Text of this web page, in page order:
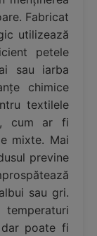
Fabricat
utilizează
petele
sau iarba
chimice
textilele
cum ar fi
mixte. Mai
previne
sau gri.
poate fi